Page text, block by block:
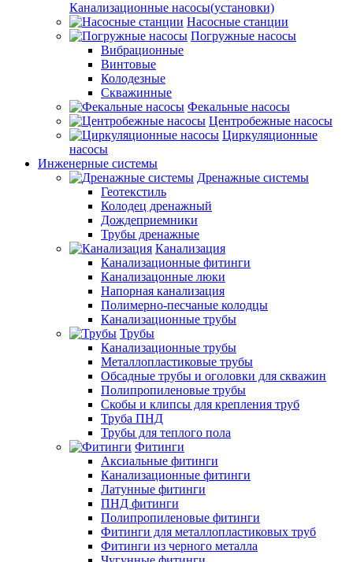
Канализационные насосы(установки)
Насосные станции
Погружные насосы
Вибрационные
Винтовые
Колодезные
Скважинные
Фекальные насосы
Центробежные насосы
Циркуляционные
насосы
Инженерные системы
Дренажные системы
Геотекстиль
Колодец дренажный
Дождеприемники
Трубы дренажные
Канализация
Канализационные фитинги
Канализацонные люки
Напорная канализация
Полимерно-песчаные колодцы
Канализационные трубы
Трубы
Канализационные трубы
Металлопластиковые трубы
Обсадные трубы и оголовки для скважин
Полипропиленовые трубы
Скобы и клипсы для крепления труб
Труба ПНД
Трубы для теплого пола
Фитинги
Аксиальные фитинги
Канализационные фитинги
Латунные фитинги
ПНД фитинги
Полипропиленовые фитинги
Фитинги для металлопластиковых труб
Фитинги из черного металла